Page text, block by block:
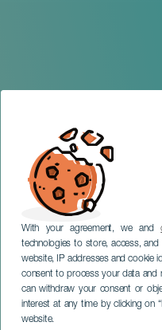
With your agreement, we and
technologies to store, access,
website, IP addresses and cookie
consent to process your data and
can withdraw your consent or
interest at any time by clicking on
website.La Educada
LANZAROTE